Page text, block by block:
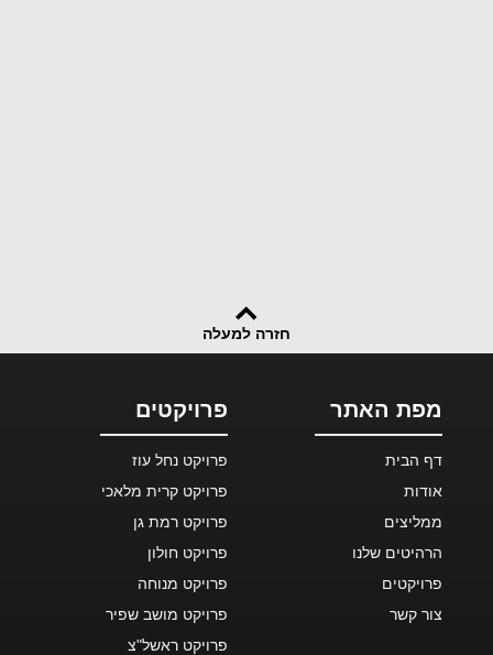
חזרה למעלה
מפת האתר
דף הבית
אודות
ממליצים
הרהיטים שלנו
פרויקטים
צור קשר
פרויקטים
פרויקט נחל עוז
פרויקט קרית מלאכי
פרויקט רמת גן
פרויקט חולון
פרויקט מנוחה
פרויקט מושב שפיר
פרויקט ראשל"צ